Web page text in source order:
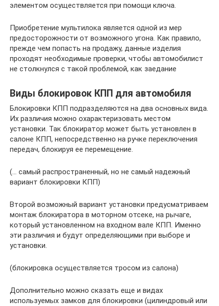
элементом осуществляется при помощи ключа.
Приобретение мультилока является одной из мер
предосторожности от возможного угона. Как правило,
прежде чем попасть на продажу, данные изделия
проходят необходимые проверки, чтобы автомобилист
не столкнулся с такой проблемой, как заедание
Виды блокировок КПП для автомобиля
Блокировки КПП подразделяются на два основных вида.
Их различия можно охарактеризовать местом
установки. Так блокиратор может быть установлен в
салоне КПП, непосредственно на ручке переключения
передач, блокируя ее перемещение.
(… самый распространенный, но не самый надежный
вариант блокировки КПП)
Второй возможный вариант установки предусматриваем
монтаж блокиратора в моторном отсеке, на рычаге,
который установленном на входном вале КПП. Именно
эти различия и будут определяющими при выборе и
установки.
(блокировка осуществляется тросом из салона)
Дополнительно можно сказать еще и видах
используемых замков для блокировки (цилиндровый или